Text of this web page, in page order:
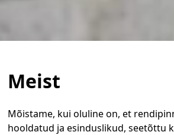
Meist
Mõistame, kui oluline on, et
hooldatud ja esinduslikud, seetõttu